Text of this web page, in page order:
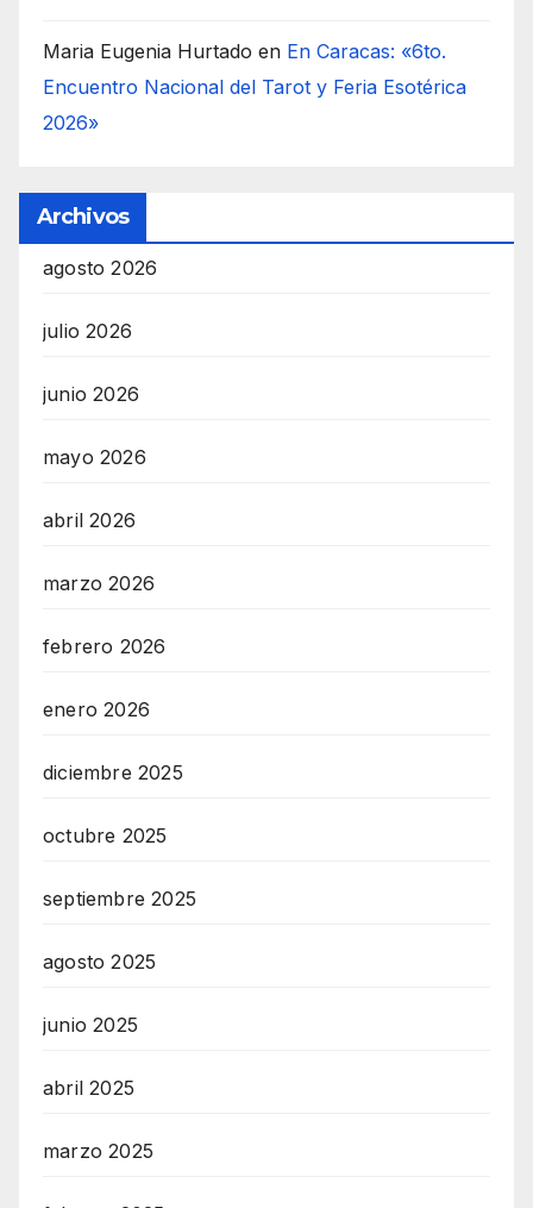
Maria Eugenia Hurtado en En Caracas: «6to.
Encuentro Nacional del Tarot y Feria Esotérica
2026»
Archivos
agosto 2026
julio 2026
junio 2026
mayo 2026
abril 2026
marzo 2026
febrero 2026
enero 2026
diciembre 2025
octubre 2025
septiembre 2025
agosto 2025
junio 2025
abril 2025
marzo 2025